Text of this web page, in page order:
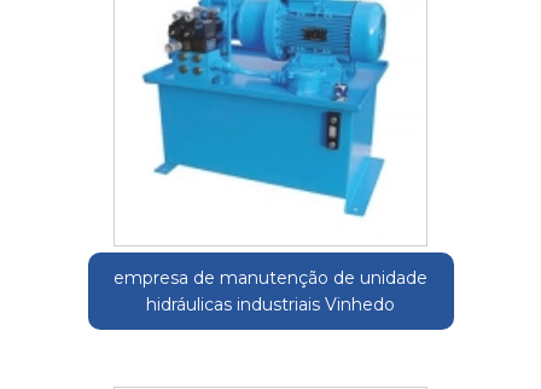
empresa de manutenção de unidade
hidráulicas industriais Vinhedo